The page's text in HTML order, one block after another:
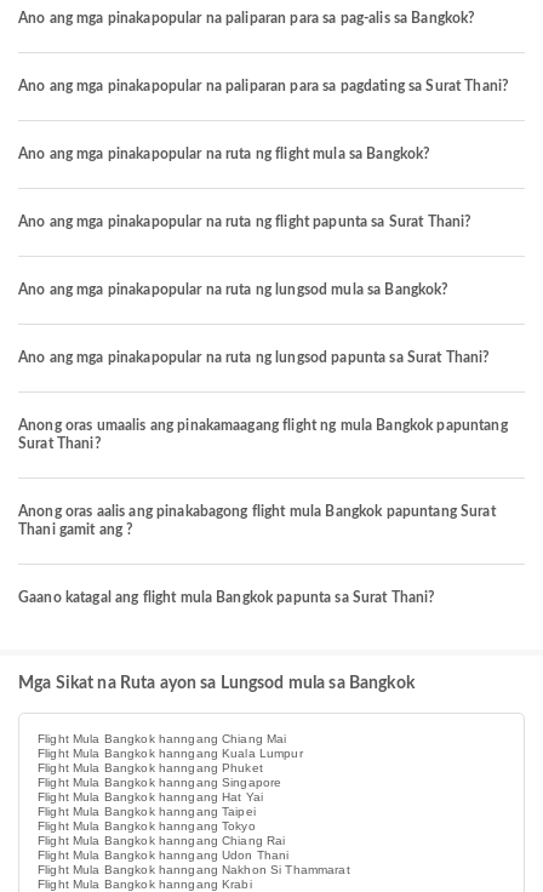
Ano ang mga pinakapopular na paliparan para sa pag-alis sa Bangkok?
Ano ang mga pinakapopular na paliparan para sa pagdating sa Surat Thani?
Ano ang mga pinakapopular na ruta ng flight mula sa Bangkok?
Ano ang mga pinakapopular na ruta ng flight papunta sa Surat Thani?
Ano ang mga pinakapopular na ruta ng lungsod mula sa Bangkok?
Ano ang mga pinakapopular na ruta ng lungsod papunta sa Surat Thani?
Anong oras umaalis ang pinakamaagang flight ng mula Bangkok papuntang
Surat Thani?
Anong oras aalis ang pinakabagong flight mula Bangkok papuntang Surat
Thani gamit ang ?
Gaano katagal ang flight mula Bangkok papunta sa Surat Thani?
Mga Sikat na Ruta ayon sa Lungsod mula sa Bangkok
Flight Mula Bangkok hanngang Chiang Mai
Flight Mula Bangkok hanngang Kuala Lumpur
Flight Mula Bangkok hanngang Phuket
Flight Mula Bangkok hanngang Singapore
Flight Mula Bangkok hanngang Hat Yai
Flight Mula Bangkok hanngang Taipei
Flight Mula Bangkok hanngang Tokyo
Flight Mula Bangkok hanngang Chiang Rai
Flight Mula Bangkok hanngang Udon Thani
Flight Mula Bangkok hanngang Nakhon Si Thammarat
Flight Mula Bangkok hanngang Krabi